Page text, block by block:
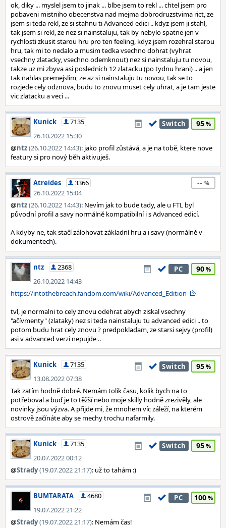
ok, diky ... myslel jsem to jinak ... blbe jsem to rekl ... chtel jsem pro
pobaveni mistniho obecenstva nad mejma dobrodruzstvima rict, ze
jsem si teda rekl, ze si stahnu ti Advanced edici .. kdyz jsem ji stahl,
tak jsem si rekl, ze nez si nainstaluju, tak by nebylo spatne jen v
rychlosti zkusit starou hru pro ten feeling, kdyz jsem rozehral starou
hru, tak mi to nedalo a musim tedka vsechno dohrat (vyhrat
vsechny zlatacky, vsechno odemknout) nez si nainstaluju tu novou,
takze uz mi zbyva asi poslednich 12 zlatacku (po tydnu hrani) .. a jen
tak nahlas premejslim, ze az si nainstaluju tu novou, tak se to
rozjede cely odznova, budu to znovu muset cely uhrat, a je tam jeste
vic zlatacku a veci ...
Kunick
7135
26.10.2022 15:30
Switch 95
@ntz(26.10.2022 14:43): jako profil zůstává, a je na tobě, ktere nove
featury si pro nový běh aktivuješ.
Atreides
3366
26.10.2022 15:04
--
@ntz(26.10.2022 14:43): Nevím jak to bude tady, ale u FTL byl
původní profil a savy normálně kompatibilní i s Advanced edicí.
A kdyby ne, tak stačí zálohovat základní hru a i savy (normálně v
dokumentech).
ntz
2368
26.10.2022 14:43
PC 90
https://intothebreach.fandom.com/wiki/Advanced_Edition
tvl, je normalni to cely znovu odehrat abych ziskal vsechny
"ačívmenty" (zlataky) nez si teda nainstaluju tu advanced edici .. to
potom budu hrat cely znovu ? predpokladam, ze starsi sejvy (profil)
asi v advanced verzi nepujde ..
Kunick
7135
13.08.2022 07:38
Switch 95
Tak zatím hodně dobré. Nemám tolik času, kolik bych na to
potřeboval a buď je to těžší nebo moje skilly hodně zrezivěly, ale
novinky jsou výzva. A přijde mi, že mnohem víc záleží, na kterém
ostrově začínáte aby se mechy trochu nafarmily.
Kunick
7135
20.07.2022 00:12
Switch 95
@Strady(19.07.2022 21:17): už to tahám :)
BUMTARATA
4680
19.07.2022 21:22
PC 100
@Strady(19.07.2022 21:17): Nemám čas!